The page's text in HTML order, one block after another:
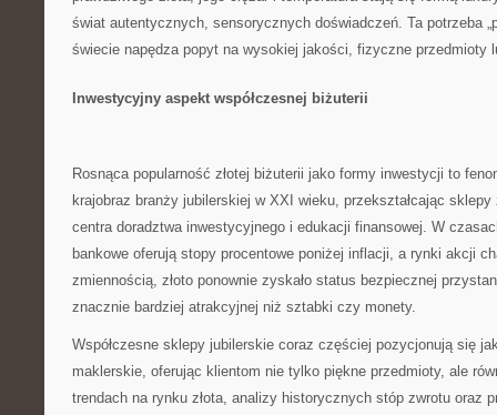
świat autentycznych, sensorycznych doświadczeń. Ta potrzeba
świecie napędza popyt na wysokiej jakości, fizyczne przedmioty
Inwestycyjny aspekt współczesnej biżuterii
Rosnąca popularność złotej biżuterii jako formy inwestycji to
krajobraz branży jubilerskiej w XXI wieku, przekształcając
centra doradztwa inwestycyjnego i edukacji finansowej. W
bankowe oferują stopy procentowe poniżej inflacji, a rynki akcji
zmiennością, złoto ponownie zyskało status bezpiecznej
znacznie bardziej atrakcyjnej niż sztabki czy monety.
Współczesne sklepy jubilerskie coraz częściej pozycjonują się
maklerskie, oferując klientom nie tylko piękne przedmioty, ale
trendach na rynku złota, analizy historycznych stóp zwrotu oraz